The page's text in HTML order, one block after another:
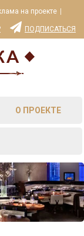
на проекте
ПОДПИСАТЬСЯ
О ПРОЕКТЕ